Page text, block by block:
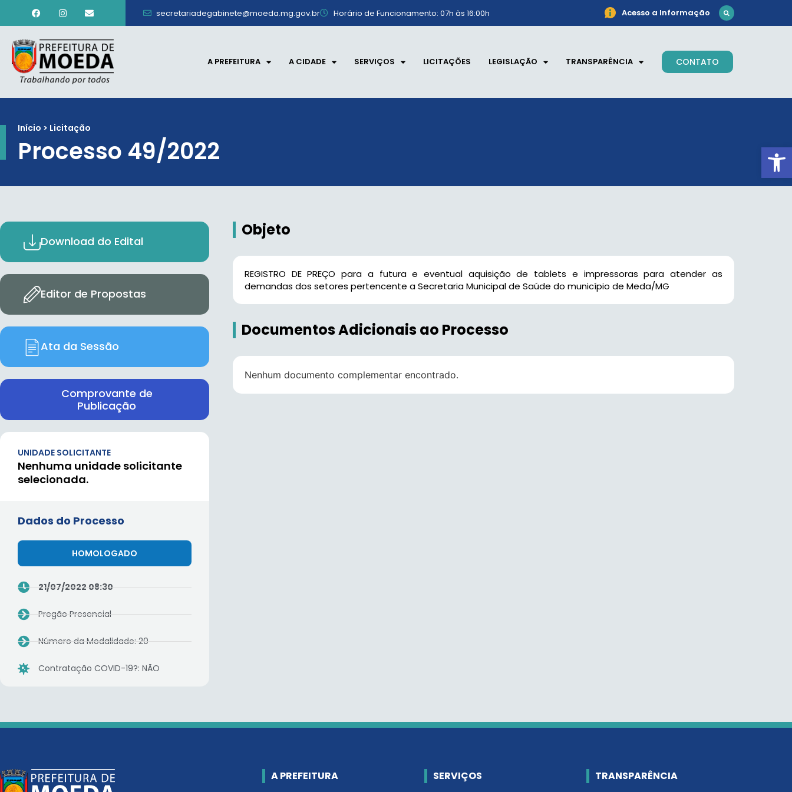
secretariadegabinete@moeda.mg.gov.br Horário de Funcionamento: 07h às 16:00h Acesso a Informação
A PREFEITURA A CIDADE SERVIÇOS LICITAÇÕES LEGISLAÇÃO TRANSPARÊNCIA CONTATO
Início > Licitação
Processo 49/2022
Download do Edital
Editor de Propostas
Ata da Sessão
Comprovante de
Publicação
UNIDADE SOLICITANTE
Nenhuma unidade solicitante
selecionada.
Dados do Processo
HOMOLOGADO
21/07/2022 08:30
Pregão Presencial
Número da Modalidade: 20
Contratação COVID-19?: NÃO
Objeto
REGISTRO DE PREÇO para a futura e eventual aquisição de tablets e impressoras para atender as
demandas dos setores pertencente a Secretaria Municipal de Saúde do município de Meda/MG
Documentos Adicionais ao Processo
Nenhum documento complementar encontrado.
A PREFEITURA SERVIÇOS TRANSPARÊNCIA